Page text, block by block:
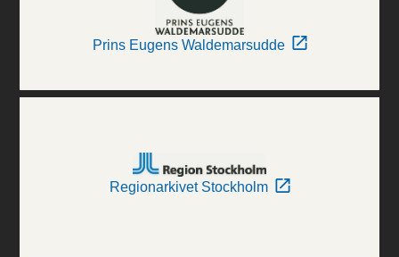
Prins Eugens Waldemarsudde
Regionarkivet Stockholm